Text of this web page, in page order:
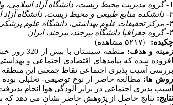
۱- گروه مدیریت محیط زیست، دانشگاه آزاد اسلامی، واحد علوم و نحقیقات تهران، تهران، ایران
۲- دانشکده منابع طبیعی و محیط زیست، دانشگاه آزاد اسلامی، واحد علوم و تحقیقات تهران، تهران، ایران
۳- مرکز تحقیقات علوم بهداشتی، دانشگاه علوم پزشکی تربت حیدریه، تربت حیدریه، ایران
۴- گروه جغرافیا دانشگاه بیرجند، بیرجند، ایران
چکیده:
(۵۲۱۷ مشاهده)
زمینه و هدف:
منطقه
بررسی آسیب پذیری اجتماعی نقاط جمعتی این منطقه
روش ­ها: مطالعه حاضر از نوع توصیفی- تحلیلی
آسیب پذیری اجتماعی در برابر آلودگی هوا انجام
نتایج: نتایج حاصل از پژوهش حاضر نشان می دهد که